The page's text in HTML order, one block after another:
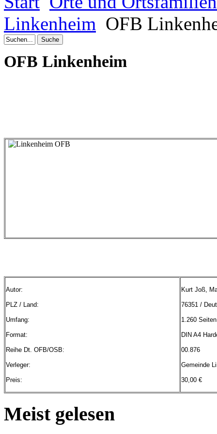
Linkenheim OFB
OFB Linkenheim
Autor:
PLZ / Land:
Umfang:
Format:
Reihe Dt. OFB/OSB:
Verleger:
Preis:
Kurt Joß,
76351 /
1.260 Seiten
DIN A4
00.876
Gemeinde
30,00 €
Meist gelesen